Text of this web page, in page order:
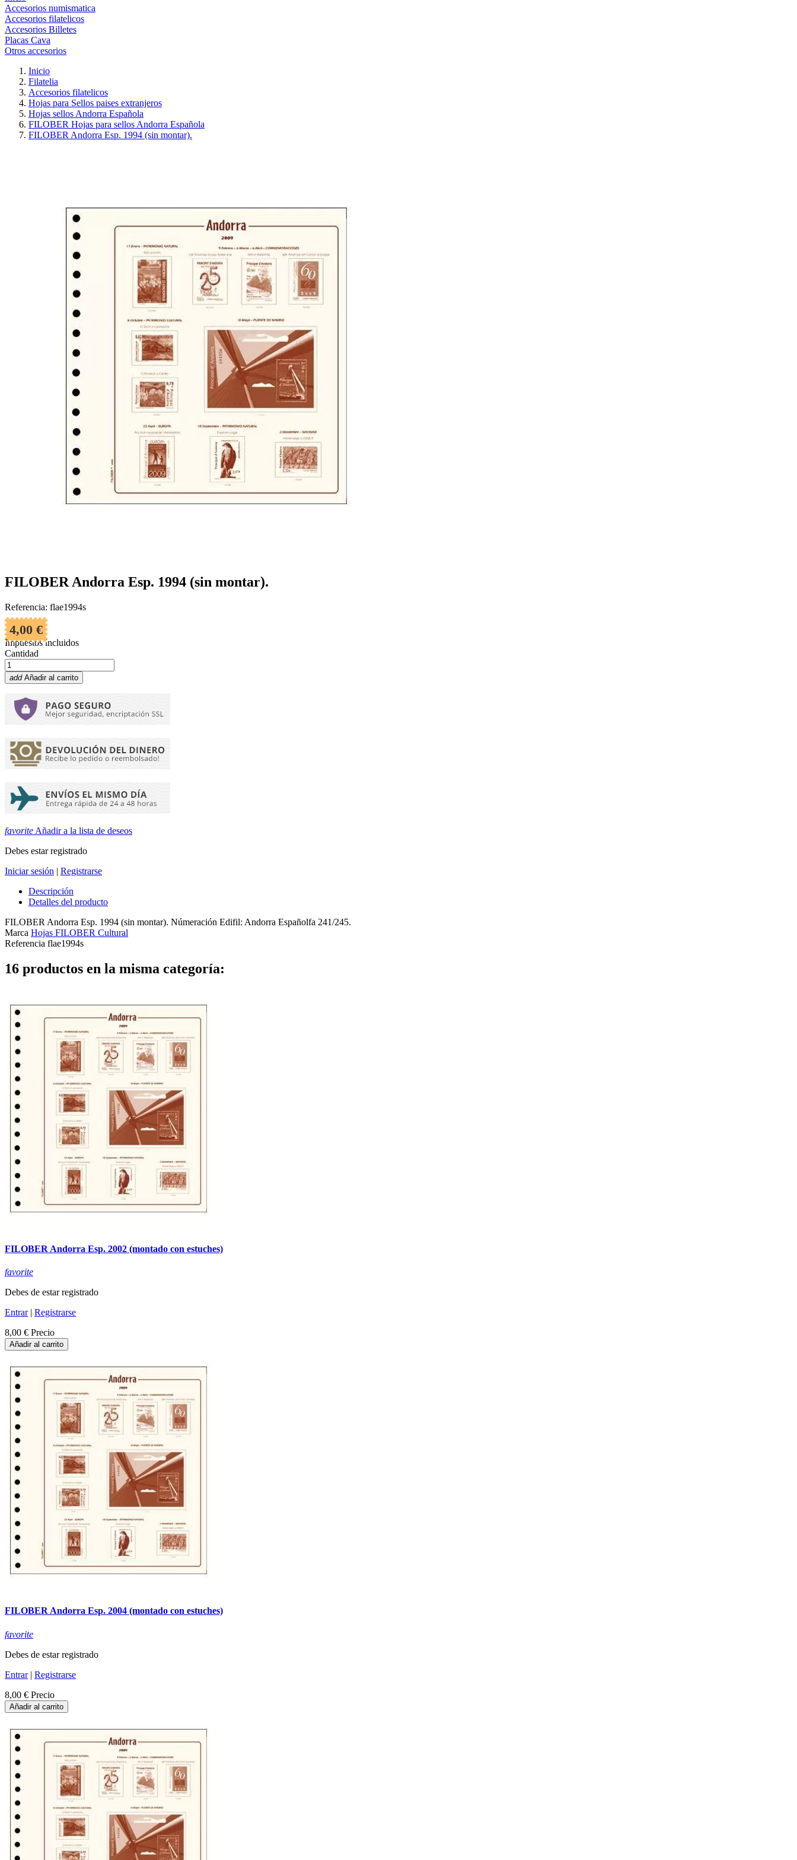
Accesorios numismatica
Accesorios filatelicos
Accesorios Billetes
Placas Cava
Otros accesorios
Inicio
Filatelia
Accesorios filatelicos
Hojas para Sellos paises extranjeros
Hojas sellos Andorra Española
FILOBER Hojas para sellos Andorra Española
FILOBER Andorra Esp. 1994 (sin montar).
FILOBER Andorra Esp. 1994 (sin montar).
Referencia: flae1994s
4,00 €
Impuestos incluidos
Cantidad
add Añadir al carrito
favorite Añadir a la lista de deseos
Debes estar registrado
Iniciar sesión | Registrarse
Descripción
Detalles del producto
FILOBER Andorra Esp. 1994 (sin montar). Númeración Edifil: Andorra Españolfa 241/245.
Marca Hojas FILOBER Cultural
Referencia flae1994s
16 productos en la misma categoría:
FILOBER Andorra Esp. 2002 (montado con estuches)
favorite
Debes de estar registrado
Entrar| Registrarse
8,00 € Precio
Añadir al carrito
FILOBER Andorra Esp. 2004 (montado con estuches)
favorite
Debes de estar registrado
Entrar| Registrarse
8,00 € Precio
Añadir al carrito